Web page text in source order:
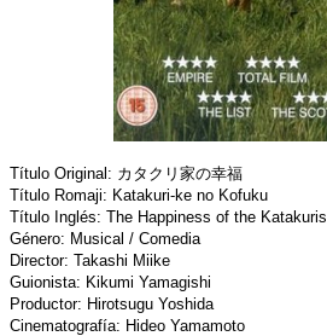
Título Original: カタクリ家の幸福
Título Romaji: Katakuri-ke no Kofuku
Título Inglés: The Happiness of the Katakuris
Género: Musical / Comedia
Director: Takashi Miike
Guionista: Kikumi Yamagishi
Productor: Hirotsugu Yoshida
Cinematografía: Hideo Yamamoto